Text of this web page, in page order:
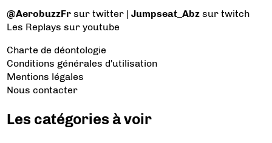
@AerobuzzFr sur twitter |Jumpseat_Abz sur twitch
Les Replays sur youtube
Charte de déontologie
Conditions générales d'utilisation
Mentions légales
Nous contacter
Les catégories à voir